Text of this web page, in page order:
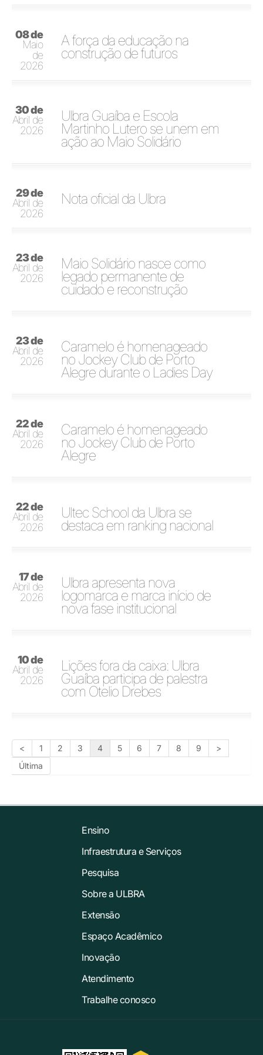
08 de
Maio
de
2026
A força da educação na
construção de futuros
30 de
Abril de
2026
Ulbra Guaíba e Escola
Martinho Lutero se unem em
ação ao Maio Solidário
29 de
Abril de
2026
Nota oficial da Ulbra
23 de
Abril de
2026
Maio Solidário nasce como
legado permanente de
cuidado e reconstrução
23 de
Abril de
2026
Caramelo é homenageado
no Jockey Club de Porto
Alegre durante o Ladies Day
22 de
Abril de
2026
Caramelo é homenageado
no Jockey Club de Porto
Alegre
22 de
Abril de
2026
Ultec School da Ulbra se
destaca em ranking nacional
17 de
Abril de
2026
Ulbra apresenta nova
logomarca e marca início de
nova fase institucional
10 de
Abril de
2026
Lições fora da caixa: Ulbra
Guaíba participa de palestra
com Otelio Drebes
< 1 2 3 4 5 6 7 8 9
>
Última
Ensino
Infraestrutura e Serviços
Pesquisa
Sobre a ULBRA
Extensão
Espaço Acadêmico
Inovação
Atendimento
Trabalhe conosco